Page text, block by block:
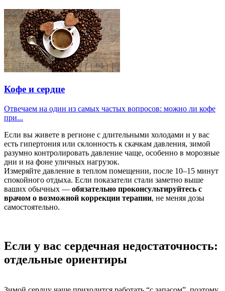
Кофе и сердце
Отвечаем на один из самых частых вопросов: можно ли кофе
при...
Если вы живете в регионе с длительными холодами и у вас
есть гипертония или склонность к скачкам давления, зимой
разумно контролировать давление чаще, особенно в морозные
дни и на фоне уличных нагрузок.
Измеряйте давление в теплом помещении, после 10–15 минут
спокойного отдыха. Если показатели стали заметно выше
ваших обычных — обязательно проконсультируйтесь с
врачом о возможной коррекции терапии, не меняя дозы
самостоятельно.
Если у вас сердечная недостаточность:
отдельные ориентиры